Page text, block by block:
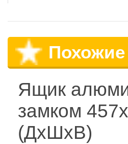
Ящик
замком
(ДхШхВ)